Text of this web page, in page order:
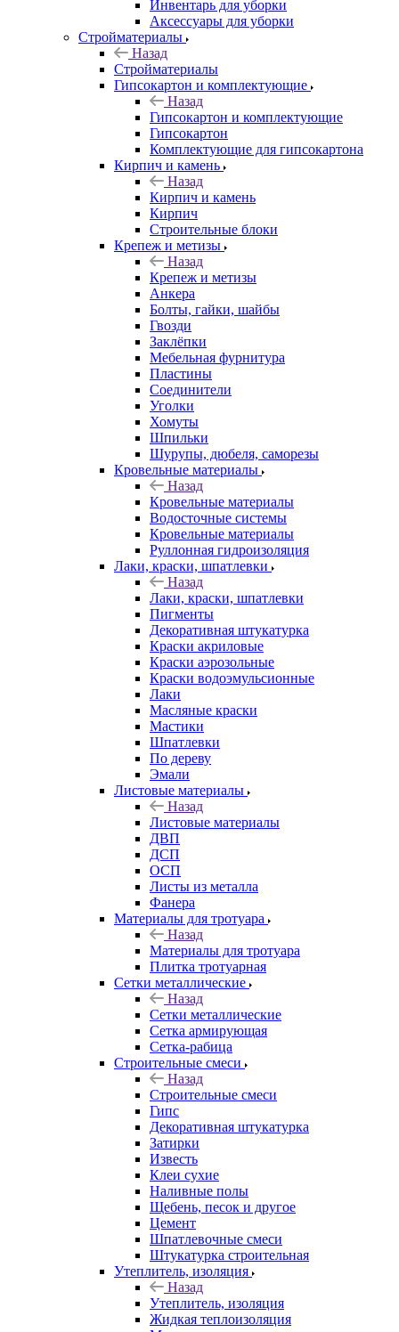
Инвентарь для уборки
Аксессуары для уборки
Стройматериалы
Назад
Стройматериалы
Гипсокартон и комплектующие
Назад
Гипсокартон и комплектующие
Гипсокартон
Комплектующие для гипсокартона
Кирпич и камень
Назад
Кирпич и камень
Кирпич
Строительные блоки
Крепеж и метизы
Назад
Крепеж и метизы
Анкера
Болты, гайки, шайбы
Гвозди
Заклёпки
Мебельная фурнитура
Пластины
Соединители
Уголки
Хомуты
Шпильки
Шурупы, дюбеля, саморезы
Кровельные материалы
Назад
Кровельные материалы
Водосточные системы
Кровельные материалы
Руллонная гидроизоляция
Лаки, краски, шпатлевки
Назад
Лаки, краски, шпатлевки
Пигменты
Декоративная штукатурка
Краски акриловые
Краски аэрозольные
Краски водоэмульсионные
Лаки
Масляные краски
Мастики
Шпатлевки
По дереву
Эмали
Листовые материалы
Назад
Листовые материалы
ДВП
ДСП
ОСП
Листы из металла
Фанера
Материалы для тротуара
Назад
Материалы для тротуара
Плитка тротуарная
Сетки металлические
Назад
Сетки металлические
Сетка армирующая
Сетка-рабица
Строительные смеси
Назад
Строительные смеси
Гипс
Декоративная штукатурка
Затирки
Известь
Клеи сухие
Наливные полы
Щебень, песок и другое
Цемент
Шпатлевочные смеси
Штукатурка строительная
Утеплитель, изоляция
Назад
Утеплитель, изоляция
Жидкая теплоизоляция